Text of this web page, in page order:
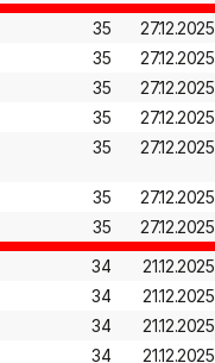
35
27.12.2025
35
27.12.2025
35
27.12.2025
35
27.12.2025
35
27.12.2025
35 27.12.2025
35
27.12.2025
34
21.12.2025
34
21.12.2025
34
21.12.2025
34
21.12.2025